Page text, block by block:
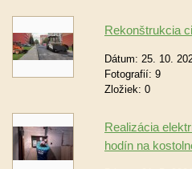
Rekonštrukcia
Dátum: 25. 10.
Fotografií: 9
Zložiek: 0
Realizácia
hodín na